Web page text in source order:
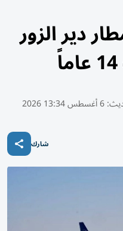
دير الزور
6 أغسطس 13:34 2026
شارك